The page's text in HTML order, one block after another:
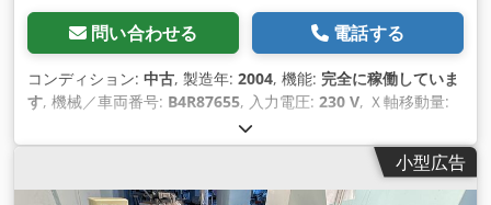
問い合わせる 電話する
コンディション: 中古, 製造年: 2004, 機能: 完全に稼働していま
す, 機械／車両番号: B4R87655, 入力電圧: 230 V, Ｘ軸移動量:
360 mm
ム）, 全長:2,330 mm, 全幅:1,360 mm, 全高:1,700 mm, 定
1 kVA（キロボルトアンペア） , 最大回転
速度:1,000 回転/分, 回転速度（最小）:100 回転/分,
小型広告